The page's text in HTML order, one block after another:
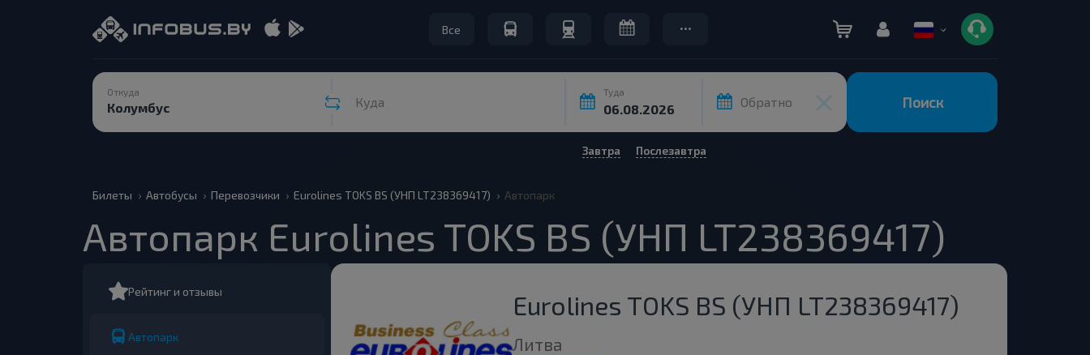
Все
Откуда
Куда
Туда
Обратно Поиск
Завтра Послезавтра
Билеты Автобусы Перевозчики Eurolines TOKS BS (УНП LT238369417) Автопарк
Автопарк Eurolines TOKS BS (УНП LT238369417)
Рейтинг и отзывы
Автопарк
Eurolines TOKS BS (УНП LT238369417)
Литва